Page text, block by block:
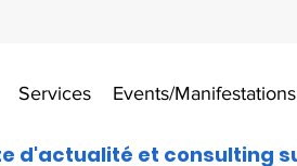
Services Events/Manifestations
d'actualité et consulting